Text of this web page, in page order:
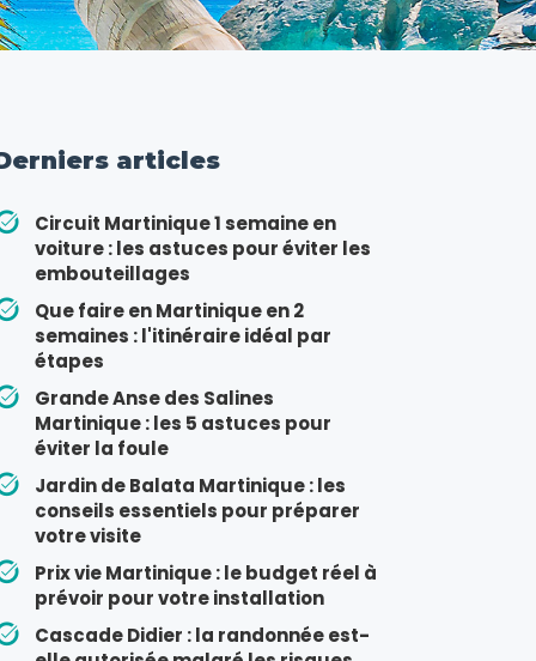
articles
Circuit Martinique 1 semaine en
voiture : les astuces pour éviter les
embouteillages
Que faire en Martinique en 2
semaines : l'itinéraire idéal par
étapes
Grande Anse des Salines
Martinique : les 5 astuces pour
éviter la foule
Jardin de Balata Martinique : les
conseils essentiels pour préparer
votre visite
Prix vie Martinique : le budget réel à
prévoir pour votre installation
Cascade Didier : la randonnée est-